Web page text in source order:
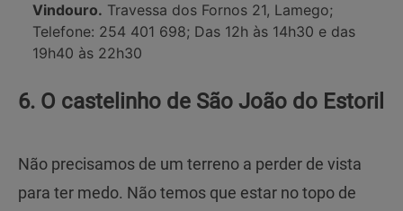
Vindouro. Travessa dos Fornos 21, Lamego;
Telefone: 254 401 698; Das 12h às 14h30 e das
19h40 às 22h30
6. O castelinho de São João do Estoril
Não precisamos de um terreno a perder de vista
para ter medo. Não temos que estar no topo de